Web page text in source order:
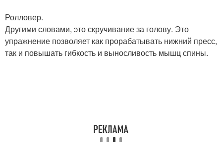
Ролловер.
Другими словами, это скручивание за голову. Это
упражнение позволяет как прорабатывать нижний пресс,
так и повышать гибкость и выносливость мышц спины.